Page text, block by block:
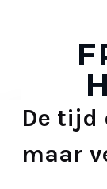
De tijd
maar